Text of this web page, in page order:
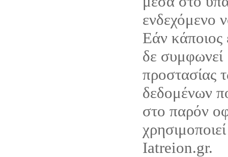
ενδεχόμενο
Εάν κάποιος
δε συμφωνεί
προστασίας
δεδομένων
στο παρόν
Iatreion.gr.